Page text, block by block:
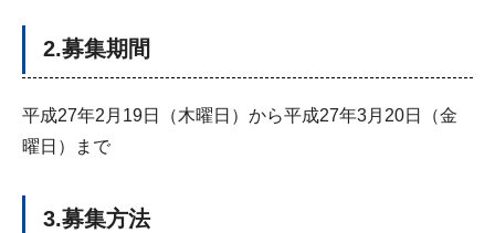
2.募集期間
平成27年2月19日（木曜日）から平成27年3月20日（金
曜日）まで
3.募集方法